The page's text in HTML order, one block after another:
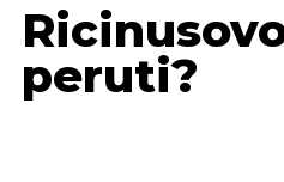
peruti?